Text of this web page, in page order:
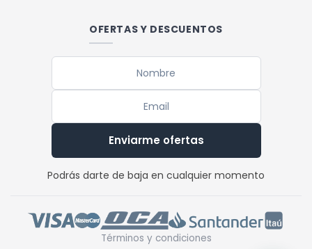
OFERTAS Y DESCUENTOS
Enviarme ofertas
Podrás darte de baja en cualquier momento
Términos y condiciones